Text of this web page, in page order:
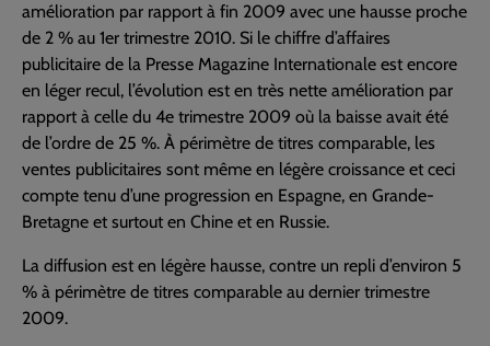
amélioration par rapport à fin 2009 avec une hausse proche
de 2 % au 1er trimestre 2010. Si le chiffre d’affaires
publicitaire de la Presse Magazine Internationale est encore
en léger recul, l’évolution est en très nette amélioration par
rapport à celle du 4e trimestre 2009 où la baisse avait été
de l’ordre de 25 %. À périmètre de titres comparable, les
ventes publicitaires sont même en légère croissance et ceci
compte tenu d’une progression en Espagne, en Grande-
Bretagne et surtout en Chine et en Russie.
La diffusion est en légère hausse, contre un repli d’environ 5
% à périmètre de titres comparable au dernier trimestre
2009.